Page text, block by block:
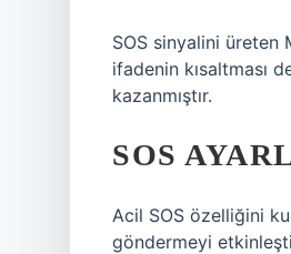
SOS sinyalini üreten
ifadenin kısaltması
kazanmıştır.
SOS
Acil SOS özelliğini
göndermeyi